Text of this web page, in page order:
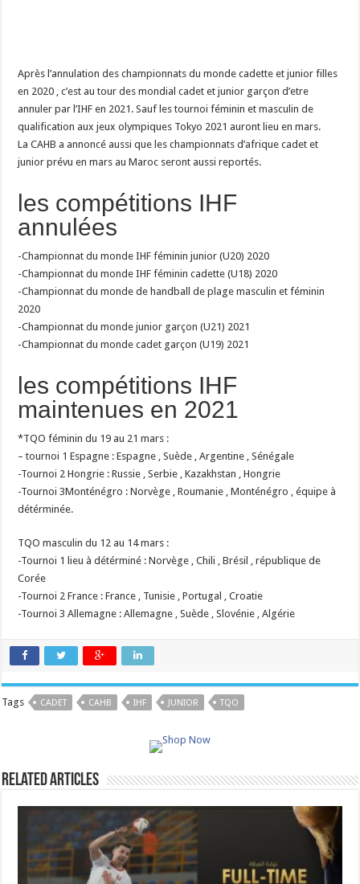
Après l’annulation des championnats du monde cadette et junior filles
en 2020 , c’est au tour des mondial cadet et junior garçon d’etre
annuler par l’IHF en 2021. Sauf les tournoi féminin et masculin de
qualification aux jeux olympiques Tokyo 2021 auront lieu en mars.
La CAHB a annoncé aussi que les championnats d’afrique cadet et
junior prévu en mars au Maroc seront aussi reportés.
les compétitions IHF
annulées
-Championnat du monde IHF féminin junior (U20) 2020
-Championnat du monde IHF féminin cadette (U18) 2020
-Championnat du monde de handball de plage masculin et féminin
2020
-Championnat du monde junior garçon (U21) 2021
-Championnat du monde cadet garçon (U19) 2021
les compétitions IHF
maintenues en 2021
*TQO féminin du 19 au 21 mars :
– tournoi 1 Espagne : Espagne , Suède , Argentine , Sénégale
-Tournoi 2 Hongrie : Russie , Serbie , Kazakhstan , Hongrie
-Tournoi 3Monténégro : Norvège , Roumanie , Monténégro , équipe à
détérminée.
TQO masculin du 12 au 14 mars :
-Tournoi 1 lieu à détérminé : Norvège , Chili , Brésil , république de
Corée
-Tournoi 2 France : France , Tunisie , Portugal , Croatie
-Tournoi 3 Allemagne : Allemagne , Suède , Slovénie , Algérie
Tags CADET CAHB IHF JUNIOR TQO
Related Articles